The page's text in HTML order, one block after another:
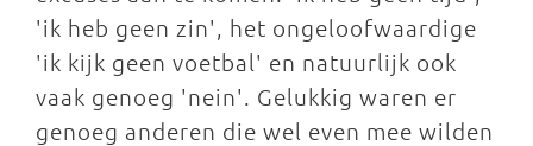
'ik heb geen zin', het ongeloofwaardige
'ik kijk geen voetbal' en natuurlijk ook
vaak genoeg 'nein'. Gelukkig waren er
genoeg anderen die wel even mee wilden